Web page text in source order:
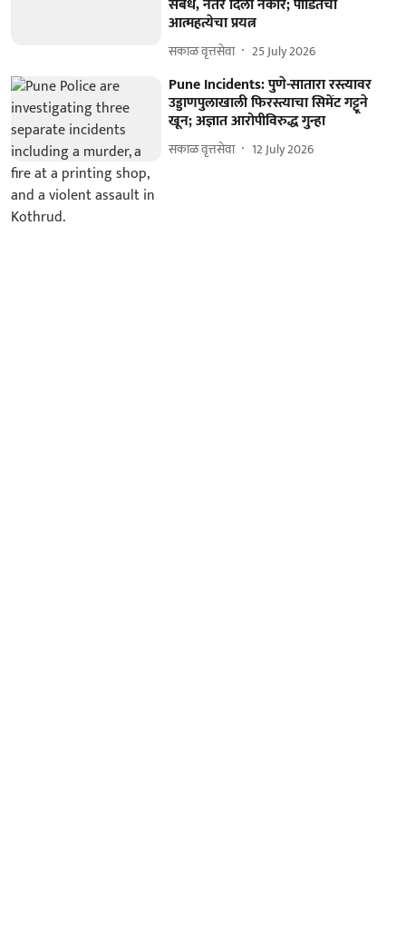
संबंध, नंतर दिला नकार; पीडितेचा
आत्महत्येचा प्रयत्न
सकाळ वृत्तसेवा 25 July 2026
Pune Incidents: पुणे-सातारा रस्त्यावर
उड्डाणपुलाखाली फिरस्त्याचा सिमेंट गट्टूने
खून; अज्ञात आरोपीविरुद्ध गुन्हा
सकाळ वृत्तसेवा 12 July 2026